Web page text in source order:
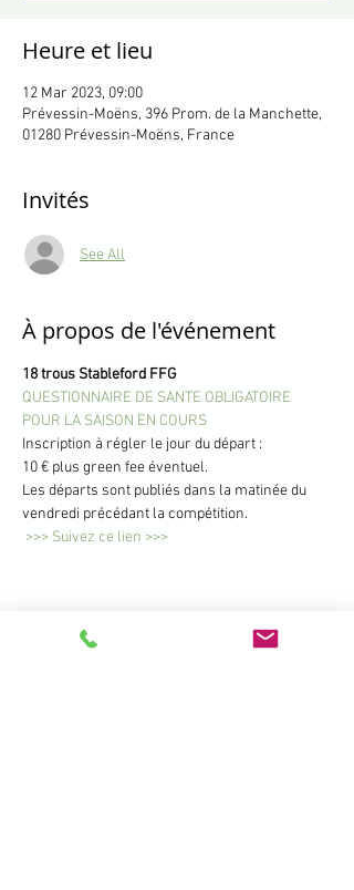
Heure et lieu
12 Mar 2023, 09:00
Prévessin-Moëns, 396 Prom. de la Manchette,
01280 Prévessin-Moëns, France
Invités
See All
À propos de l'événement
18 trous Stableford FFG
QUESTIONNAIRE DE SANTE OBLIGATOIRE
POUR LA SAISON EN COURS
Inscription à régler le jour du départ :
10 € plus green fee éventuel.
Les départs sont publiés dans la matinée du
vendredi précédant la compétition.
>>> Suivez ce lien >>>